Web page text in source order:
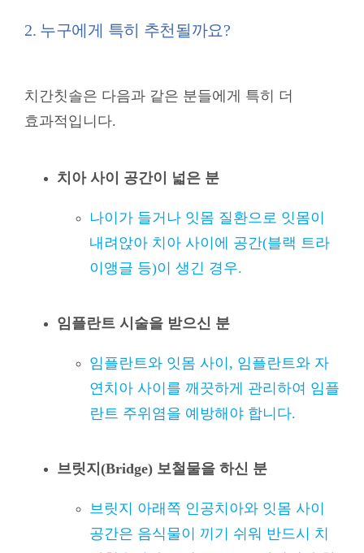
2. 누구에게 특히 추천될까요?
치간칫솔은 다음과 같은 분들에게 특히 더
효과적입니다.
치아 사이 공간이 넓은 분
나이가 들거나 잇몸 질환으로 잇몸이
내려앉아 치아 사이에 공간(블랙 트라
이앵글 등)이 생긴 경우.
임플란트 시술을 받으신 분
임플란트와 잇몸 사이, 임플란트와 자
연치아 사이를 깨끗하게 관리하여 임플
란트 주위염을 예방해야 합니다.
브릿지(Bridge) 보철물을 하신 분
브릿지 아래쪽 인공치아와 잇몸 사이
공간은 음식물이 끼기 쉬워 반드시 치